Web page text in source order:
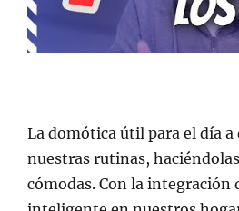
La domótica útil para el día
nuestras rutinas,
cómodas. Con la integración